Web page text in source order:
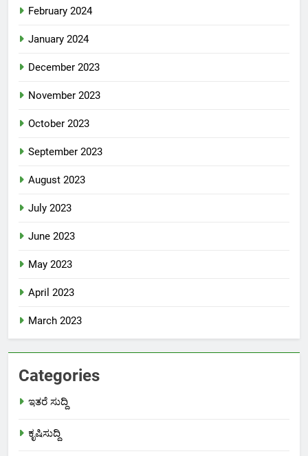
February 2024
January 2024
December 2023
November 2023
October 2023
September 2023
August 2023
July 2023
June 2023
May 2023
April 2023
March 2023
Categories
ಇತರೆ ಸುದ್ದಿ
ಕೃಷಿಸುದ್ದಿ